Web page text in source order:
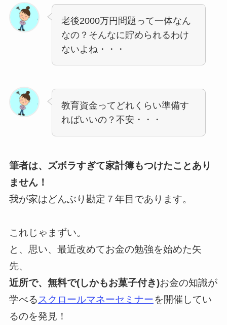
老後2000万円問題って一体なん
なの？そんなに貯められるわけ
ないよね・・・
教育資金ってどれくらい準備す
ればいいの？不安・・・
筆者は、ズボラすぎて家計簿もつけたことあり
ません！
我が家はどんぶり勘定７年目であります。
これじゃまずい。
と、思い、最近改めてお金の勉強を始めた矢
先、
近所で、無料で(しかもお菓子付き)お金の知識が
学べるスクロールマネーセミナーを開催してい
るのを発見！